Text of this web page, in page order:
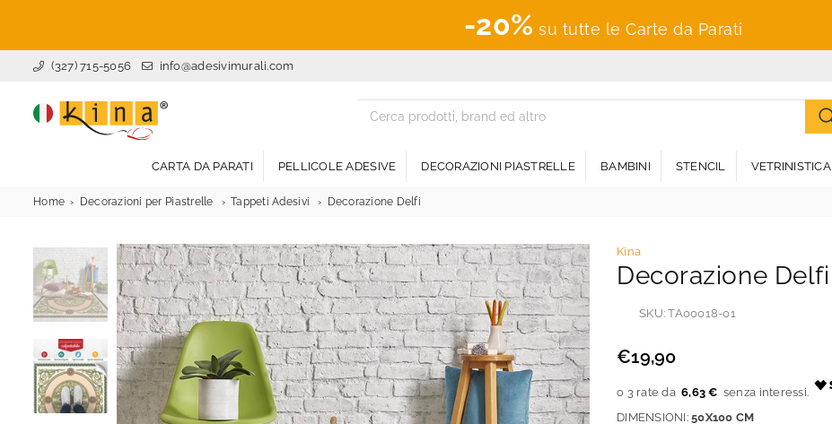
-20% su tutte le Carte da Parati
(327) 715-5056 info@adesivimurali.com
CARTA DA PARATI PELLICOLE ADESIVE DECORAZIONI PIASTRELLE BAMBINI STENCIL VETRINISTICA
Home Decorazioni per Piastrelle Tappeti Adesivi Decorazione Delfi
Kina
Decorazione Delfi
SKU:TA00018-01
Prezzo
€19,90
6,63 €
DIMENSIONI:50X100 CM